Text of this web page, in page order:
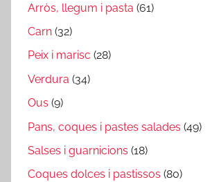
Arròs, llegum i pasta (61)
Carn (32)
Peix i marisc (28)
Verdura (34)
Ous (9)
Pans, coques i pastes salades (49)
Salses i guarnicions (18)
Coques dolces i pastissos (80)